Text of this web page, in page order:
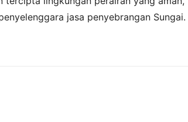
jasa penyebrangan Sungai.